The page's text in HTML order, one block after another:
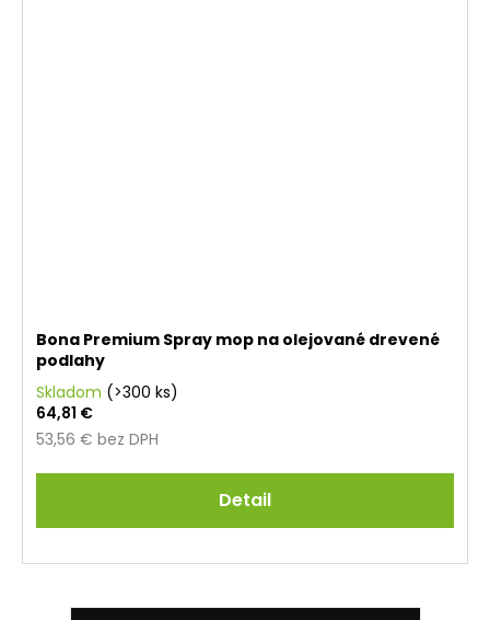
Bona Premium Spray mop na olejované drevené
podlahy
Skladom (>300 ks)
53,56 € bez DPH
64,81 €
Detail